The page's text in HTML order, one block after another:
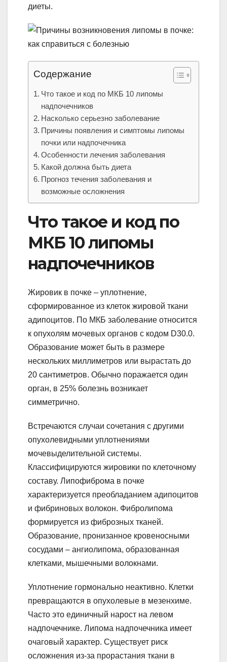
диеты.
Содержание
Что такое и код по МКБ 10 липомы
надпочечников
Насколько серьезно заболевание
Причины появления и симптомы липомы
почки или надпочечника
Особенности лечения заболевания
Какой должна быть диета
Прогноз течения заболевания и
возможные осложнения
Что такое и код по
МКБ 10 липомы
надпочечников
Жировик в почке – уплотнение,
сформированное из клеток жировой ткани
адипоцитов. По МКБ заболевание относится
к опухолям мочевых органов с кодом D30.0.
Образование может быть в размере
нескольких миллиметров или вырастать до
20 сантиметров. Обычно поражается один
орган, в 25% болезнь возникает
симметрично.
Встречаются случаи сочетания с другими
опухолевидными уплотнениями
мочевыделительной системы.
Классифицируются жировики по клеточному
составу. Липофиброма в почке
характеризуется преобладанием адипоцитов
и фибриновых волокон. Фибролипома
формируется из фиброзных тканей.
Образование, пронизанное кровеносными
сосудами – ангиолипома, образованная
клетками, мышечными волокнами.
Уплотнение гормонально неактивно. Клетки
превращаются в опухолевые в мезенхиме.
Часто это единичный нарост на левом
надпочечнике. Липома надпочечника имеет
очаговый характер. Существует риск
осложнения из-за прорастания ткани в